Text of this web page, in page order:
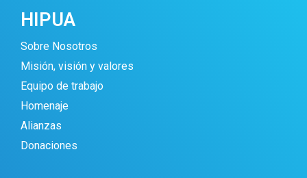
HIPUA
Sobre Nosotros
Misión, visión y valores
Equipo de trabajo
Homenaje
Alianzas
Donaciones